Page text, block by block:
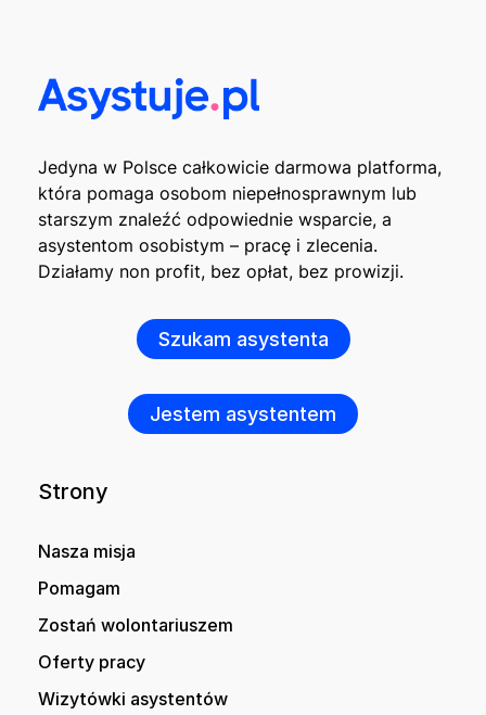
Jedyna w Polsce całkowicie darmowa platforma,
która pomaga osobom niepełnosprawnym lub
starszym znaleźć odpowiednie wsparcie, a
asystentom osobistym – pracę i zlecenia.
Działamy non profit, bez opłat, bez prowizji.
Szukam asystenta
Jestem asystentem
Strony
Nasza misja
Pomagam
Zostań wolontariuszem
Oferty pracy
Wizytówki asystentów